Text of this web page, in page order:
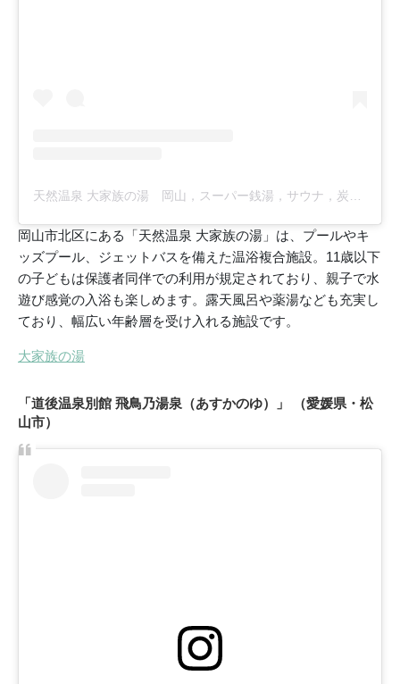
岡山市北区にある「天然温泉 大家族の湯」は、プールやキ
ッズプール、ジェットバスを備えた温浴複合施設。11歳以下
の子どもは保護者同伴での利用が規定されており、親子で水
遊び感覚の入浴も楽しめます。露天風呂や薬湯なども充実し
ており、幅広い年齢層を受け入れる施設です。
大家族の湯
「道後温泉別館 飛鳥乃湯泉（あすかのゆ）」 （愛媛県・松
山市）